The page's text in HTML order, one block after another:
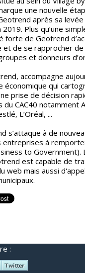
une nouvelle
après sa levée
Plus qu’une
forte de Geotrend
et de se rapprocher
et donneurs
accompagne
économique qui
prise de décision
CAC40 notamment
L’Oréal, ...
s’attaque à de
entreprises à
to Government).
est capable de
web mais aussi
: